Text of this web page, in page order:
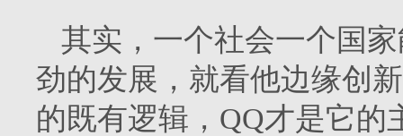
其实，一个社会一个国
劲的发展，就看他边缘创
的既有逻辑，QQ才是它